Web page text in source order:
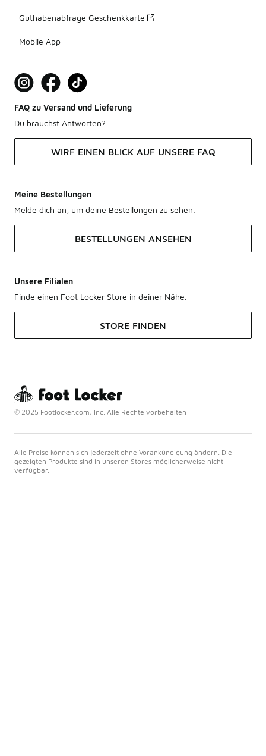
Guthabenabfrage Geschenkkarte
Mobile App
FAQ zu Versand und Lieferung
Du brauchst Antworten?
WIRF EINEN BLICK AUF UNSERE FAQ
Meine Bestellungen
Melde dich an, um deine Bestellungen zu sehen.
BESTELLUNGEN ANSEHEN
Unsere Filialen
Finde einen Foot Locker Store in deiner Nähe.
STORE FINDEN
© 2025 Footlocker.com, Inc. Alle Rechte vorbehalten
Alle Preise können sich jederzeit ohne Vorankündigung ändern. Die
gezeigten Produkte sind in unseren Stores möglicherweise nicht
verfügbar.